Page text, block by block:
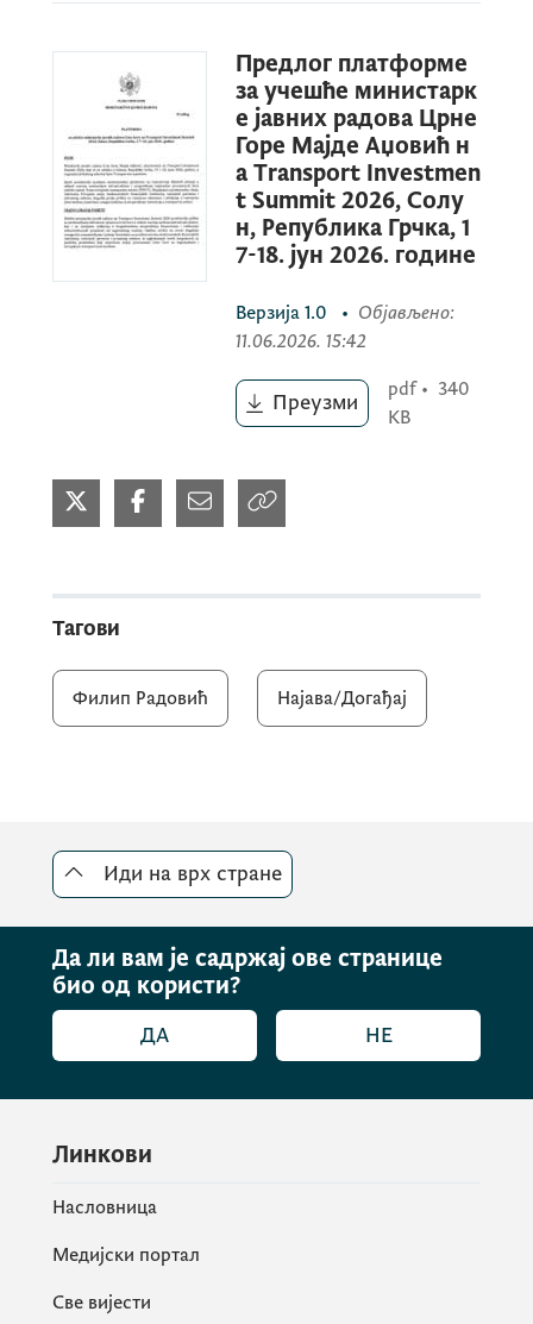
Предлог платформе
за учешће министарк
е јавних радова Црне
Горе Мајде Аџовић н
а Transport Investmen
t Summit 2026, Солу
н, Република Грчка, 1
7-18. јун 2026. године
Верзија 1.0 • Објављено:
11.06.2026. 15:42
Преузми
pdf • 340
KB
Тагови
Филип Радовић Најава/Догађај
Иди на врх стране
Да ли вам је садржај ове странице
био од користи?
ДА НЕ
Линкови
Насловница
Медијски портал
Све вијести